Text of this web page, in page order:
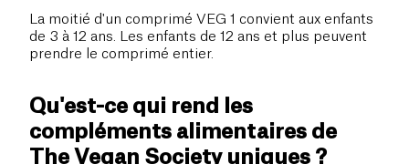
La moitié d'un comprimé VEG 1 convient aux enfants
de 3 à 12 ans. Les enfants de 12 ans et plus peuvent
prendre le comprimé entier.
Qu'est-ce qui rend les
compléments alimentaires de
The Vegan Society uniques ?